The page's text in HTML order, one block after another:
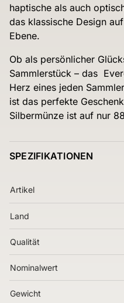
haptische als auch
das klassische Design
Ebene.
Ob als persönlicher
Sammlerstück – das
Herz eines jeden
ist das perfekte
Silbermünze ist auf nur
SPEZIFIKATIONEN
Artikel
Land
Qualität
Nominalwert
Gewicht